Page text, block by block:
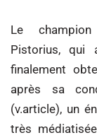
Le
Pistorius, qui
finalement
après sa
(v.article), un
très